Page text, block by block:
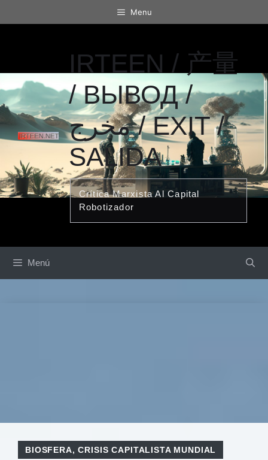
al
Menu
IRTEEN / 产量
/ ВЫВОД /
مخرج / EXIT /
SALIDA
Crítica Marxista Al Capital
Robotizador
Menú
BIOSFERA,CRISIS CAPITALISTA MUNDIAL